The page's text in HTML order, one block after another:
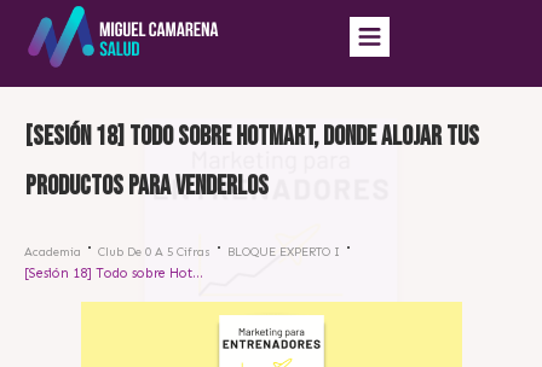
[Sesión 18] Todo sobre Hotmart, donde alojar tus
productos para venderlos
Academia Club De 0 A 5 Cifras BLOQUE EXPERTO I
[Sesión 18] Todo sobre Hotmart, donde alojar tus productos para venderlos